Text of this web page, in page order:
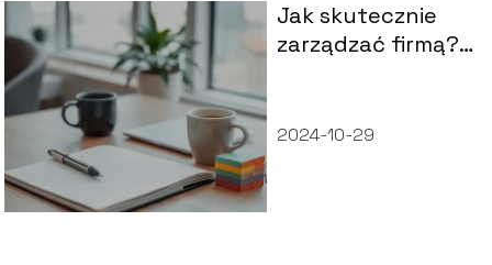
Jak skutecznie
zarządzać firmą?
2024-10-29